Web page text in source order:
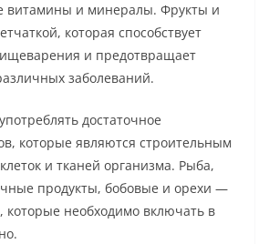
витамины и минералы. Фрукты и
которая способствует
и предотвращает
заболеваний.
достаточное
которые являются строительным
и тканей организма. Рыба,
продукты, бобовые и орехи —
которые необходимо включать в